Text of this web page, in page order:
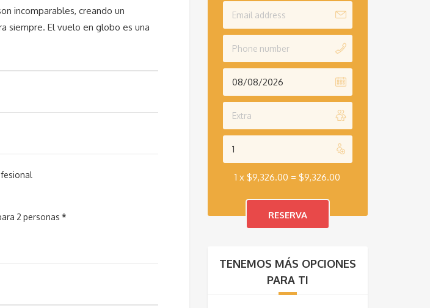
incomparables, creando un
siempre. El vuelo en globo es una
2 personas *
1 x$9,326.00 =$9,326.00
TENEMOS MÁS OPCIONES
PARA TI